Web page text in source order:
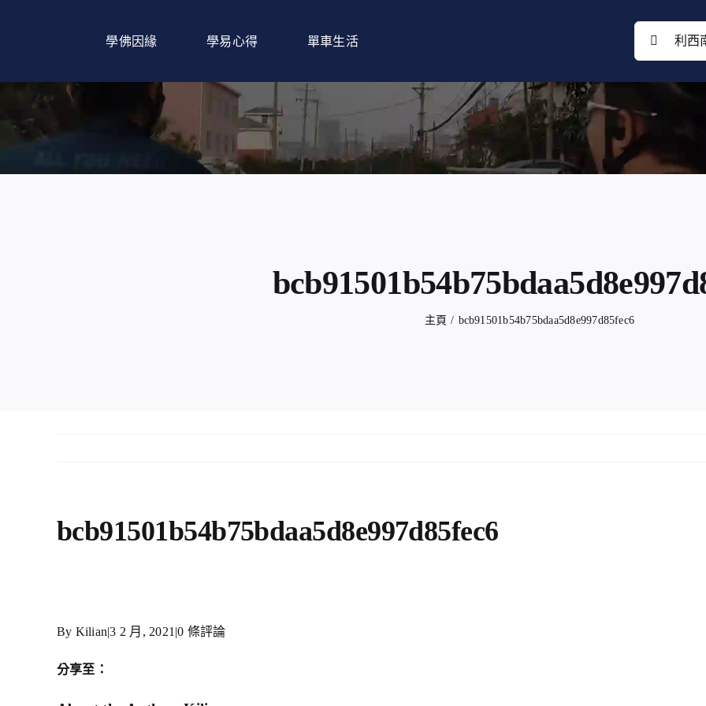
學佛因緣 學易心得 單車生活
主頁 bcb91501b54b75bdaa5d8e997d85fec6
bcb91501b54b75bdaa5d8e997d85fec6
By Kilian|3 2 月, 2021 |0 條評論
分享至：